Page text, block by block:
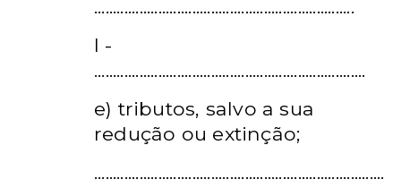
.....................................................................
I -
........................................................................
e) tributos, salvo a sua
redução ou extinção;
.............................................................................